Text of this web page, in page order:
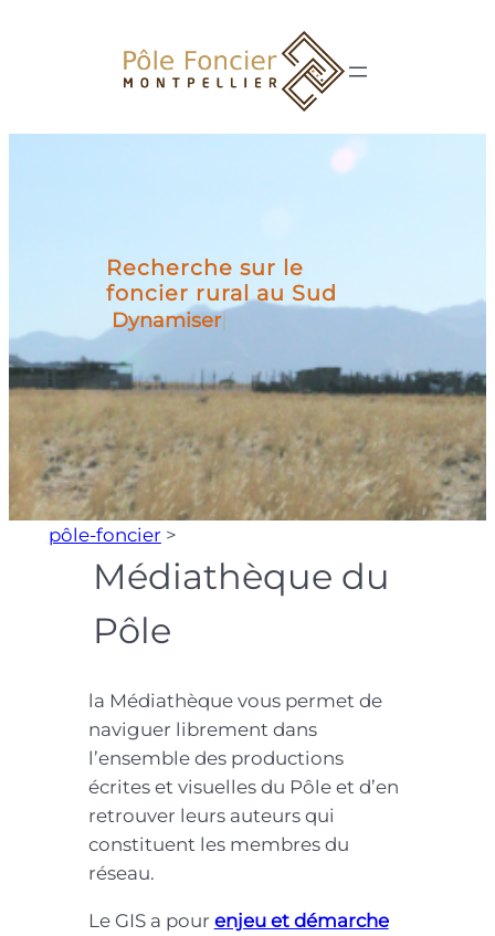
Recherche sur le
foncier rural au Sud
Dynamiser|
pôle-foncier >
Médiathèque du
Pôle
la Médiathèque vous permet de
naviguer librement dans
l’ensemble des productions
écrites et visuelles du Pôle et d’en
retrouver leurs auteurs qui
constituent les membres du
réseau.
Le GIS a pour enjeu et démarche